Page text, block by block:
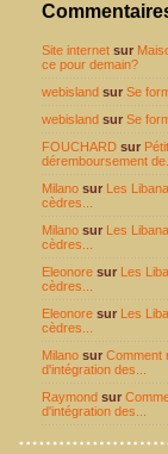
Site internet sur
ce pour demain?
webisland sur Se
webisland sur Se
FOUCHARD sur
déremboursement de...
Milano sur Les
cèdres...
Milano sur Les
cèdres...
Eleonore sur Les
cèdres...
Eleonore sur Les
cèdres...
Milano sur Comment
d'intégration des...
Raymond sur
d'intégration des...